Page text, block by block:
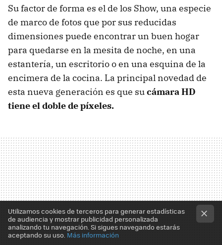
Su factor de forma es el de los Show, una especie
de marco de fotos que por sus reducidas
dimensiones puede encontrar un buen hogar
para quedarse en la mesita de noche, en una
estantería, un escritorio o en una esquina de la
encimera de la cocina. La principal novedad de
esta nueva generación es que sucámara HD
tiene el doble de píxeles.
Utilizamos cookies de terceros para generar estadísticas
de audiencia y mostrar publicidad personalizada
analizando tu navegación. Si sigues navegando estarás
aceptando su uso. Más información